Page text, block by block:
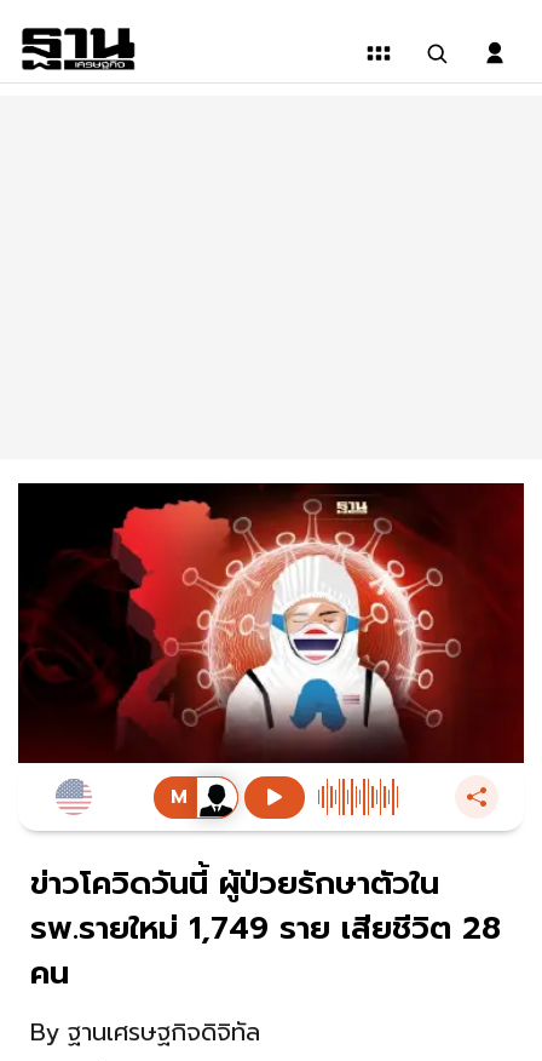
ข่าวโควิดวันนี้ ผู้ป่วยรักษาตัวใน
รพ.รายใหม่ 1,749 ราย เสียชีวิต 28
คน
By ฐานเศรษฐกิจดิจิทัล